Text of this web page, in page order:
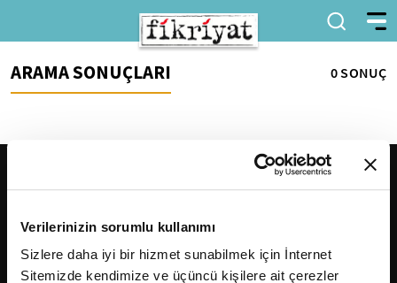
Verilerinizin sorumlu kullanımı
Sizlere daha iyi bir hizmet sunabilmek için İnternet
Sitemizde kendimize ve üçüncü kişilere ait çerezler
ARAMA SONUÇLARI 0 SONUÇ